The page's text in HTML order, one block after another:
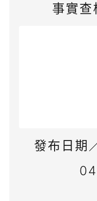
事實查
發布日